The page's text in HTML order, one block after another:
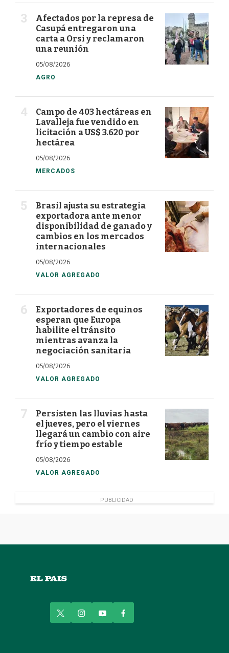
Afectados por la represa de
Casupá entregaron una
carta a Orsi y reclamaron
una reunión
05/08/2026
AGRO
Campo de 403 hectáreas en
Lavalleja fue vendido en
licitación a US$ 3.620 por
hectárea
05/08/2026
MERCADOS
Brasil ajusta su estrategia
exportadora ante menor
disponibilidad de ganado y
cambios en los mercados
internacionales
05/08/2026
VALOR AGREGADO
Exportadores de equinos
esperan que Europa
habilite el tránsito
mientras avanza la
negociación sanitaria
05/08/2026
VALOR AGREGADO
Persisten las lluvias hasta
el jueves, pero el viernes
llegará un cambio con aire
frío y tiempo estable
05/08/2026
VALOR AGREGADO
PUBLICIDAD
w
i
n
y
o
a